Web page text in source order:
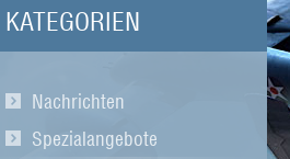
KATEGORIEN
Nachrichten
Spezialangebote